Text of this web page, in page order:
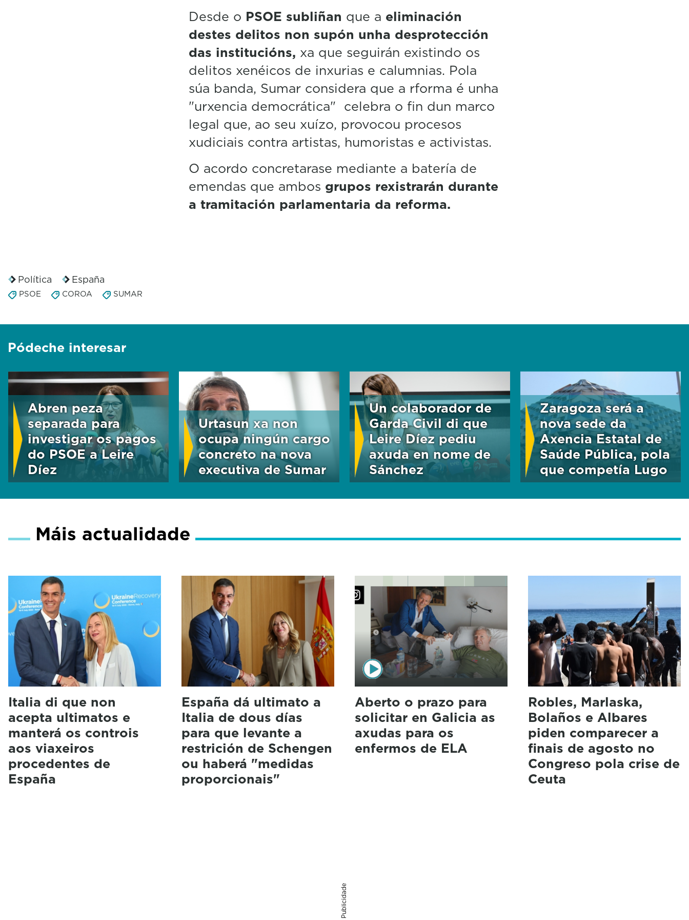
Desde o PSOE subliñan que a eliminación
destes delitos non supón unha desprotección
das institucións, xa que seguirán existindo os
delitos xenéicos de inxurias e calumnias. Pola
súa banda, Sumar considera que a rforma é unha
"urxencia democrática" celebra o fin dun marco
legal que, ao seu xuízo, provocou procesos
xudiciais contra artistas, humoristas e activistas.
O acordo concretarase mediante a batería de
emendas que ambos grupos rexistrarán durante
a tramitación parlamentaria da reforma.
Política España
PSOE COROA SUMAR
Pódeche interesar
Abren peza
separada para
investigar os pagos
do PSOE a Leire
Díez
Urtasun xa non
ocupa ningún cargo
concreto na nova
executiva de Sumar
Un colaborador de
Garda Civil di que
Leire Díez pediu
axuda en nome de
Sánchez
Zaragoza será a
nova sede da
Axencia Estatal de
Saúde Pública, pola
que competía Lugo
Máis actualidade
Italia di que non
acepta ultimatos e
manterá os controis
aos viaxeiros
procedentes de
España
España dá ultimato a
Italia de dous días
para que levante a
restrición de Schengen
ou haberá "medidas
proporcionais"
Aberto o prazo para
solicitar en Galicia as
axudas para os
enfermos de ELA
Robles, Marlaska,
Bolaños e Albares
piden comparecer a
finais de agosto no
Congreso pola crise de
Ceuta
Publicidade